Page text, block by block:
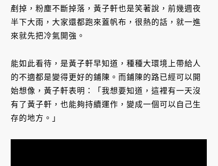
剷掉，粉塵不斷掉落，黃子軒也是笑著說，前幾週夜
半下大雨，大家還都跑來蓋帆布，很熱的話，就一進
來就先把冷氣開強。
能如此看待，是黃子軒早知道，種種大環境上帶給人
的不適都是變得更好的鋪陳。而鋪陳的路已經可以開
始想像，黃子軒表明：「我想要知道，這裡有一天沒
有了黃子軒，也能夠持續運作，變成一個可以自己生
存的地方。」